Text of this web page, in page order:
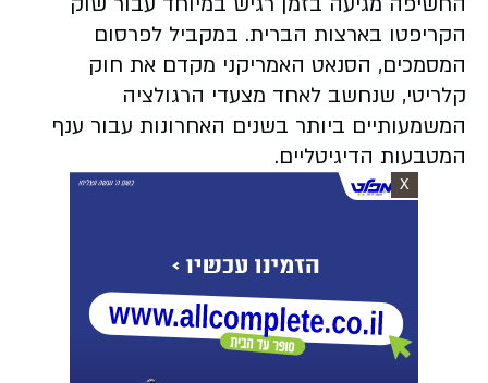
הקריפטו בארצות הברית. במקביל לפרסום
המסמכים, הסנאט האמריקני מקדם את חוק
קלריטי, שנחשב לאחד מצעדי הרגולציה
המשמעותיים ביותר בשנים האחרונות עבור ענף
המטבעות הדיגיטליים.
X